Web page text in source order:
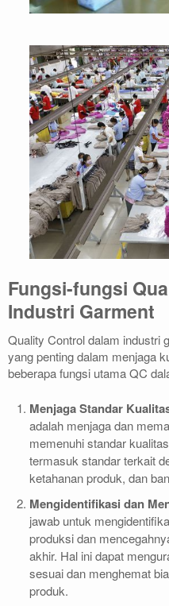
Fungsi-fungsi
Industri Garment
Quality Control dalam industri
yang penting dalam menjaga
beberapa fungsi utama QC
Menjaga Standar
adalah menjaga dan
memenuhi standar
termasuk standar terkait
ketahanan produk, dan
Mengidentifikasi dan
jawab untuk
produksi dan
akhir. Hal ini dapat
sesuai dan menghemat
produk.